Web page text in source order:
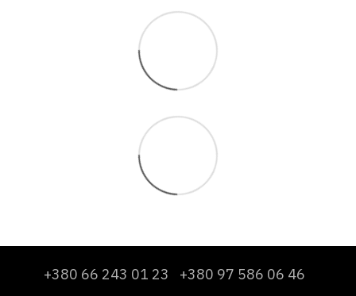
+380 66 243 01 23 +380 97 586 06 46